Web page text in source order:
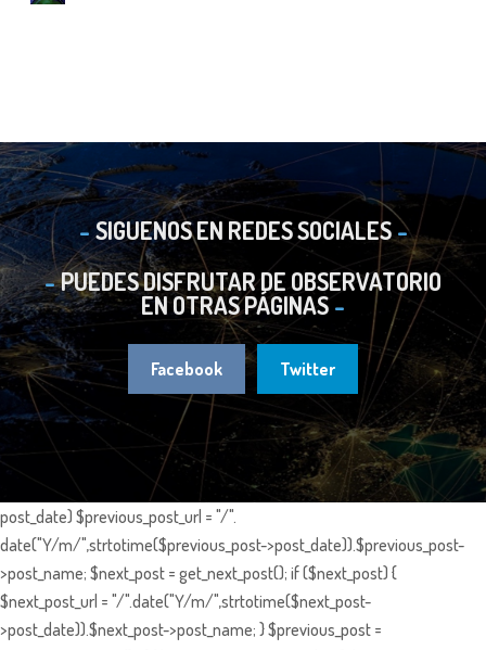
SIGUENOS EN REDES SOCIALES
PUEDES DISFRUTAR DE OBSERVATORIO
EN OTRAS PÁGINAS
Facebook Twitter
post_date) $previous_post_url = "/".
date("Y/m/",strtotime($previous_post->post_date)).$previous_post-
>post_name; $next_post = get_next_post(); if ($next_post) {
$next_post_url = "/".date("Y/m/",strtotime($next_post-
>post_date)).$next_post->post_name; } $previous_post =